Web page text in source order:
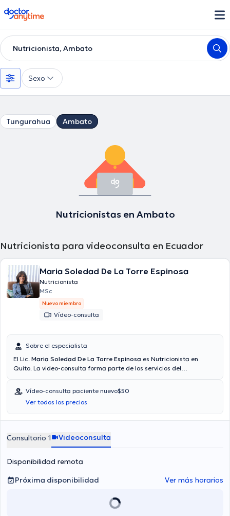
doctoranytime
Nutricionista, Ambato
Sexo
Tungurahua Ambato
Nutricionistas en Ambato
Nutricionista para videoconsulta en Ecuador
Maria Soledad De La Torre Espinosa
Nutricionista
MSc
Nuevo miembro
Vídeo-consulta
Sobre el especialista
El Lic. Maria Soledad De La Torre Espinosa es Nutricionista en
Quito. La video-consulta forma parte de los servicios del
reembolso con cualquier aseguradora son aceptadas. El precio de
la consulta con el Lic. Maria Soledad De La Torre Espinosa es de
$50. Algunos de los servicios ofrecidos en su consultorio son:
Nutrición clínica, Colesterol, Desórdenes alimenticios.
Vídeo-consulta paciente nuevo$50
Ver todos los precios
Consultorio 1 Videoconsulta
Disponibilidad remota
Próxima disponibilidad
Ver más horarios